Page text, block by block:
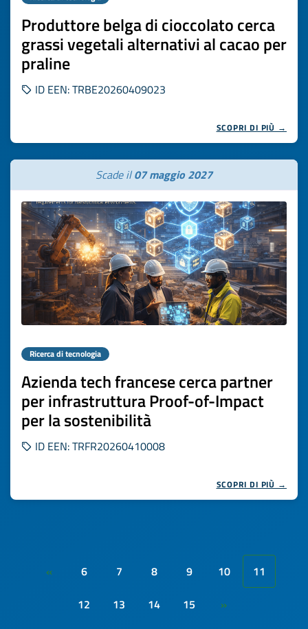
Produttore belga di cioccolato cerca
grassi vegetali alternativi al cacao per
praline
ID EEN: TRBE20260409023
SCOPRI DI PIÙ →
Scade il07 maggio 2027
Ricerca di tecnologia
Azienda tech francese cerca partner
per infrastruttura Proof-of-Impact
per la sostenibilità
ID EEN: TRFR20260410008
SCOPRI DI PIÙ →
« 6 7 8 9 10
11
12
13 14 15 »